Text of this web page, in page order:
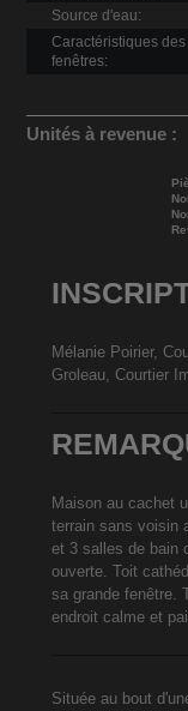
Source d'eau:
Caractéristiques des
fenêtres:
Unités à revenue :
Mélanie Poirier,
Groleau, Courtier
Maison au cachet
terrain sans voisin
et 3 salles de bain
ouverte. Toit
sa grande fenêtre.
endroit calme et
Située au bout